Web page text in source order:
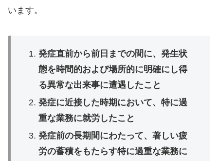
います。
発症直前から前日までの間に、発生状
態を時間的および場所的に明確にし得
る異常な出来事に遭遇したこと
発症に近接した時期において、特に過
重な業務に就労したこと
発症前の長期間にわたって、著しい疲
労の蓄積をもたらす特に過重な業務に